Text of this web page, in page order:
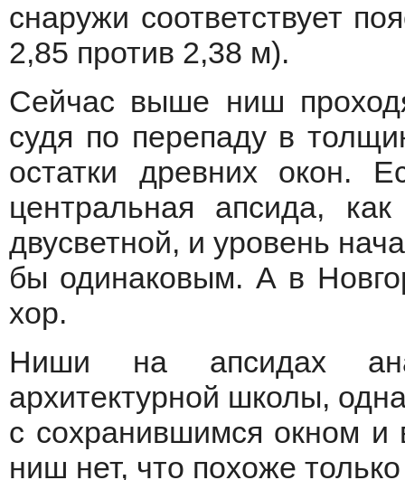
снаружи соответствует
2,85 против 2,38 м).
Сейчас выше ниш
судя по перепаду в
остатки древних окон.
центральная апсида,
двусветной, и уровень
бы одинаковым. А в
хор.
Ниши на апсидах
архитектурной школы,
с сохранившимся окном
ниш нет, что похоже